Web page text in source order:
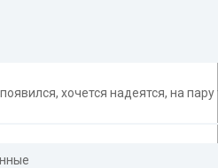
хочется надеятся, на